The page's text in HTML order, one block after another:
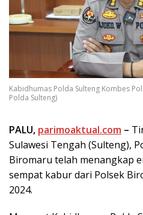
Kabidhumas Polda Sulteng Kombes
Polda Sulteng)
PALU, parimoaktual.com –
Sulawesi Tengah (Sulteng),
Biromaru telah menangkap
sempat kabur dari Polsek
2024.